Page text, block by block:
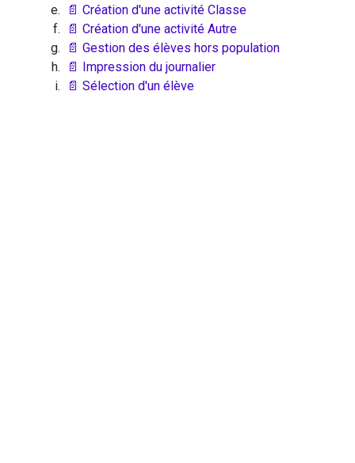
📄 Création d'une activité Classe
📄 Création d'une activité Autre
📄 Gestion des élèves hors population
📄 Impression du journalier
📄 Sélection d'un élève